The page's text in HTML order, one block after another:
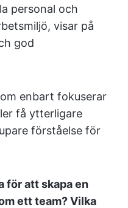
personal och
visar på
god
enbart fokuserar
få ytterligare
förståelse för
för att skapa en
ett team? Vilka